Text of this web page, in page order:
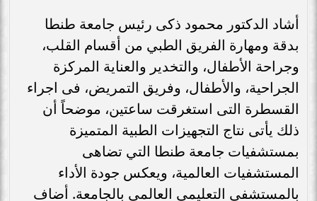
أشاد الدكتور محمود ذكى رئيس جامعة طنطا
بدقة ومهارة الفريق الطبي من أقسام القلب،
وجراحة الأطفال، والتخدير والعناية المركزة
الجراحية، والأطفال، وفريق التمريض، فى اجراء
القسطرة التى استغرقت ساعتين، موضحاً أن
ذلك يأتى نتاج التجهيزات الطبية المتميزة
بمستشفيات جامعة طنطا التي تضاهى
المستشفيات العالمية، ويعكس جودة الأداء
بالمستشفي التعليمى العالمي بالجامعة. أضاف